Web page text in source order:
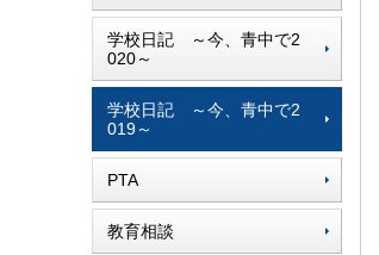
学校日記 ～今、青中で2
020～
学校日記 ～今、青中で2
019～
PTA
教育相談